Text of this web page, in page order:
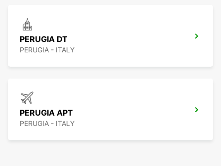
PERUGIA DT
PERUGIA - ITALY
PERUGIA APT
PERUGIA - ITALY